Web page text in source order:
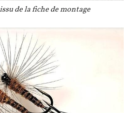
de la fiche de montage